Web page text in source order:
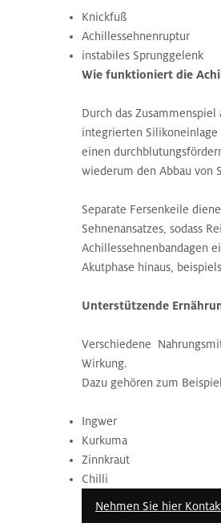
Knickfuß
Achillessehnenruptur
instabiles Sprunggelenk
Wie funktioniert die
Durch das
integrierten Silikoneinlage
einen
wiederum den Abbau von
Separate Fersenkeile
Sehnenansatzes, sodass
Achillessehnenbandagen
Akutphase hinaus,
Unterstützende
Verschiedene
Wirkung.
Dazu gehören zum
Ingwer
Kurkuma
Zinnkraut
Chilli
Nehmen Sie hier